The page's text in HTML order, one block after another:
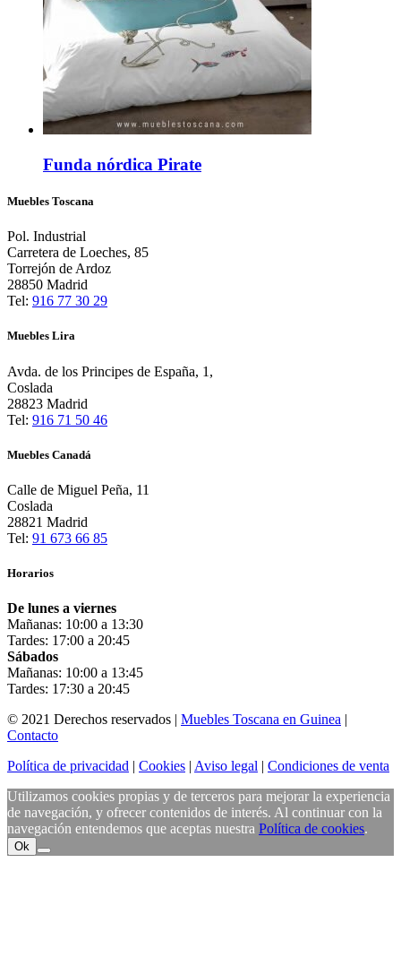
Funda nórdica Pirate
Muebles Toscana
Pol. Industrial
Carretera de Loeches, 85
Torrejón de Ardoz
28850 Madrid
Tel: 916 77 30 29
Muebles Lira
Avda. de los Principes de España, 1,
Coslada
28823 Madrid
Tel: 916 71 50 46
Muebles Canadá
Calle de Miguel Peña, 11
Coslada
28821 Madrid
Tel: 91 673 66 85
Horarios
De lunes a viernes
Mañanas: 10:00 a 13:30
Tardes: 17:00 a 20:45
Sábados
Mañanas: 10:00 a 13:45
Tardes: 17:30 a 20:45
© 2021 Derechos reservados | Muebles Toscana en Guinea |
Contacto
Política de privacidad | Cookies | Aviso legal | Condiciones de venta
Utilizamos cookies propias y de terceros para mejorar la experiencia
de navegación, y ofrecer contenidos de interés. Al continuar con la
navegación entendemos que aceptas nuestra Política de cookies.
Ok